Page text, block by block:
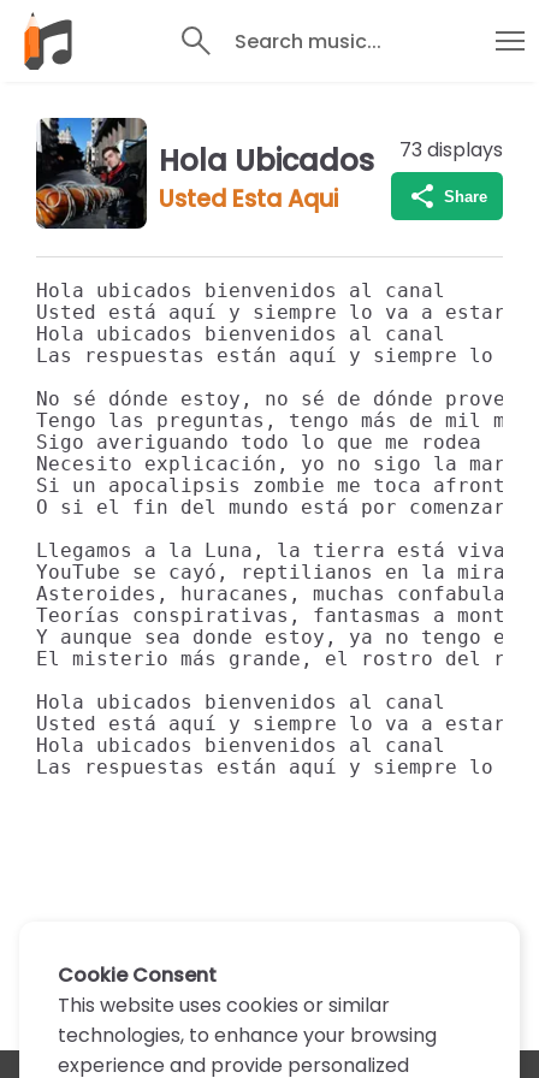
Search music...
Hola Ubicados
Usted Esta Aqui
73 displays
Share
Hola ubicados bienvenidos al canal
Usted está aquí y siempre lo va a estar
Hola ubicados bienvenidos al canal
Las respuestas están aquí y siempre lo
No sé dónde estoy, no sé de dónde
Tengo las preguntas, tengo más de mil
Sigo averiguando todo lo que me rodea
Necesito explicación, yo no sigo la marea
Si un apocalipsis zombie me toca afrontar
O si el fin del mundo está por comenzar
Llegamos a la Luna, la tierra está viva
YouTube se cayó, reptilianos en la mira
Asteroides, huracanes, muchas
Teorías conspirativas, fantasmas a
Y aunque sea donde estoy, ya no tengo
El misterio más grande, el rostro del
Hola ubicados bienvenidos al canal
Usted está aquí y siempre lo va a estar
Hola ubicados bienvenidos al canal
Las respuestas están aquí y siempre lo
Cookie Consent
This website uses cookies or similar
technologies, to enhance your browsing
experience and provide personalized